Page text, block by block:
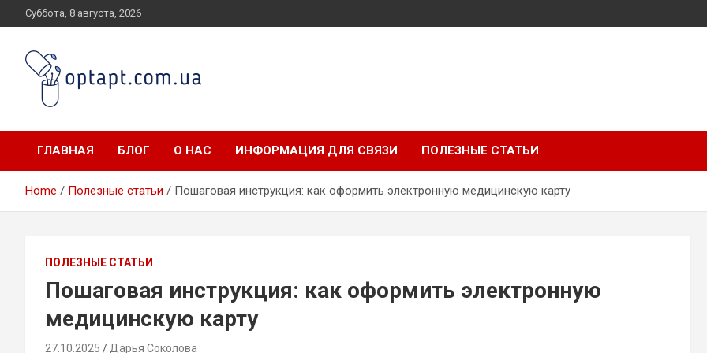
to
Суббота, 8 августа, 2026
optapt.com.ua
ГЛАВНАЯ БЛОГ О НАС ИНФОРМАЦИЯ ДЛЯ СВЯЗИ ПОЛЕЗНЫЕ СТАТЬИ
Home Полезные статьи Пошаговая инструкция: как оформить электронную медицинскую карту
ПОЛЕЗНЫЕ СТАТЬИ
Пошаговая инструкция: как оформить электронную
медицинскую карту
27.10.2025 Дарья Соколова